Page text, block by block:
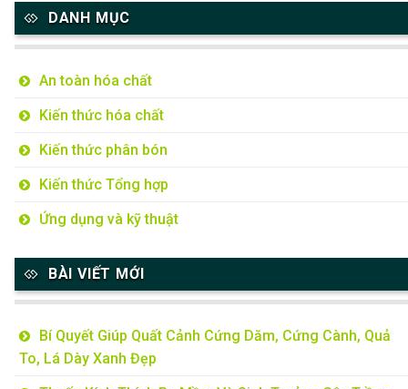
DANH MỤC
An toàn hóa chất
Kiến thức hóa chất
Kiến thức phân bón
Kiến thức Tổng hợp
Ứng dụng và kỹ thuật
BÀI VIẾT MỚI
Bí Quyết Giúp Quất Cảnh Cứng Dăm, Cứng Cành, Quả
To, Lá Dày Xanh Đẹp